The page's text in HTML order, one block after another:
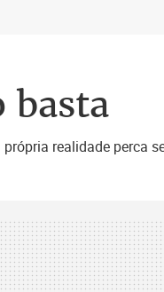
basta
realidade perca